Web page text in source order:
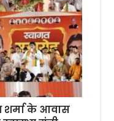
के आवास